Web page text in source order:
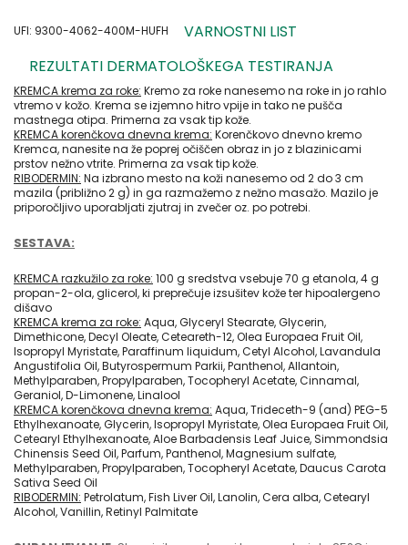
UFI: 9300-4062-400M-HUFH
VARNOSTNI LIST
REZULTATI DERMATOLOŠKEGA TESTIRANJA
KREMCA krema za roke: Kremo za roke nanesemo na roke in jo rahlo
vtremo v kožo. Krema se izjemno hitro vpije in tako ne pušča
mastnega otipa. Primerna za vsak tip kože.
KREMCA korenčkova dnevna krema: Korenčkovo dnevno kremo
Kremca, nanesite na že poprej očiščen obraz in jo z blazinicami
prstov nežno vtrite. Primerna za vsak tip kože.
RIBODERMIN: Na izbrano mesto na koži nanesemo od 2 do 3 cm
mazila (približno 2 g) in ga razmažemo z nežno masažo. Mazilo je
priporočljivo uporabljati zjutraj in zvečer oz. po potrebi.
SESTAVA:
KREMCA razkužilo za roke: 100 g sredstva vsebuje 70 g etanola, 4 g
propan-2-ola, glicerol, ki preprečuje izsušitev kože ter hipoalergeno
dišavo
KREMCA krema za roke: Aqua, Glyceryl Stearate, Glycerin,
Dimethicone, Decyl Oleate, Ceteareth-12, Olea Europaea Fruit Oil,
Isopropyl Myristate, Paraffinum liquidum, Cetyl Alcohol, Lavandula
Angustifolia Oil, Butyrospermum Parkii, Panthenol, Allantoin,
Methylparaben, Propylparaben, Tocopheryl Acetate, Cinnamal,
Geraniol, D-Limonene, Linalool
KREMCA korenčkova dnevna krema: Aqua, Trideceth-9 (and) PEG-5
Ethylhexanoate, Glycerin, Isopropyl Myristate, Olea Europaea Fruit Oil,
Cetearyl Ethylhexanoate, Aloe Barbadensis Leaf Juice, Simmondsia
Chinensis Seed Oil, Parfum, Panthenol, Magnesium sulfate,
Methylparaben, Propylparaben, Tocopheryl Acetate, Daucus Carota
Sativa Seed Oil
RIBODERMIN: Petrolatum, Fish Liver Oil, Lanolin, Cera alba, Cetearyl
Alcohol, Vanillin, Retinyl Palmitate